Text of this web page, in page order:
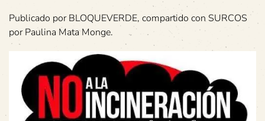
Publicado por BLOQUEVERDE, compartido con SURCOS
por Paulina Mata Monge.